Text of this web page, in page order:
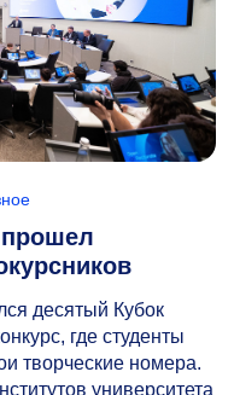
десятый Кубок
где студенты
творческие номера.
университета